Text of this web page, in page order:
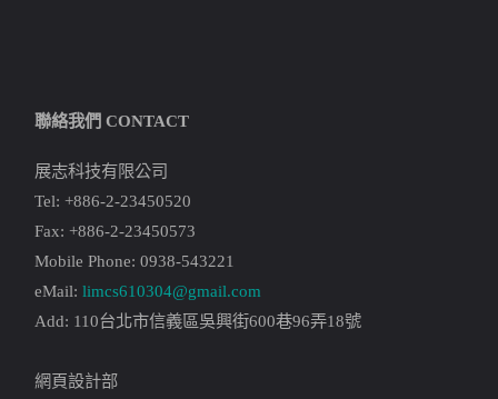
聯絡我們 CONTACT
展志科技有限公司
Tel: +886-2-23450520
Fax: +886-2-23450573
Mobile Phone: 0938-543221
eMail: limcs610304@gmail.com
Add: 110台北市信義區吳興街600巷96弄18號
網頁設計部